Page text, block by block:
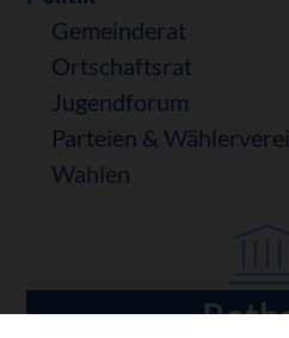
Gemeinderat
Ortschaftsrat
Jugendforum
Parteien &
Wahlen